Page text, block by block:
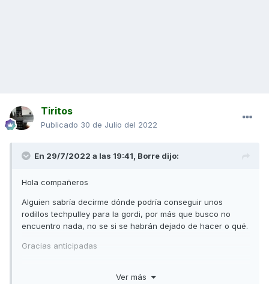
Tiritos
Publicado 30 de Julio del 2022
En 29/7/2022 a las 19:41, Borre dijo:
Hola compañeros
Alguien sabría decirme dónde podría conseguir unos
rodillos techpulley para la gordi, por más que busco no
encuentro nada, no se si se habrán dejado de hacer o qué.
Gracias anticipadas
Ver más